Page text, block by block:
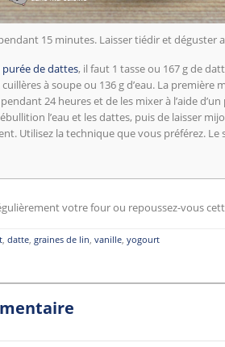
15 minutes. Laisser tiédir et déguster
purée de dattes, il faut 1 tasse ou 167 g de
à soupe ou 136 g d’eau. La première
24 heures et de les mixer à l’aide
l’eau et les dattes, puis de laisser
Utilisez la technique que vous préférez.
votre four ou repoussez-vous
, datte, graines de lin, vanille, yogourt